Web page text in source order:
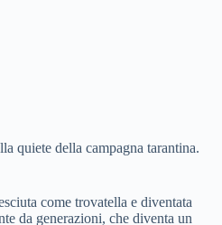
quiete della campagna tarantina.
come trovatella e diventata
da generazioni, che diventa un